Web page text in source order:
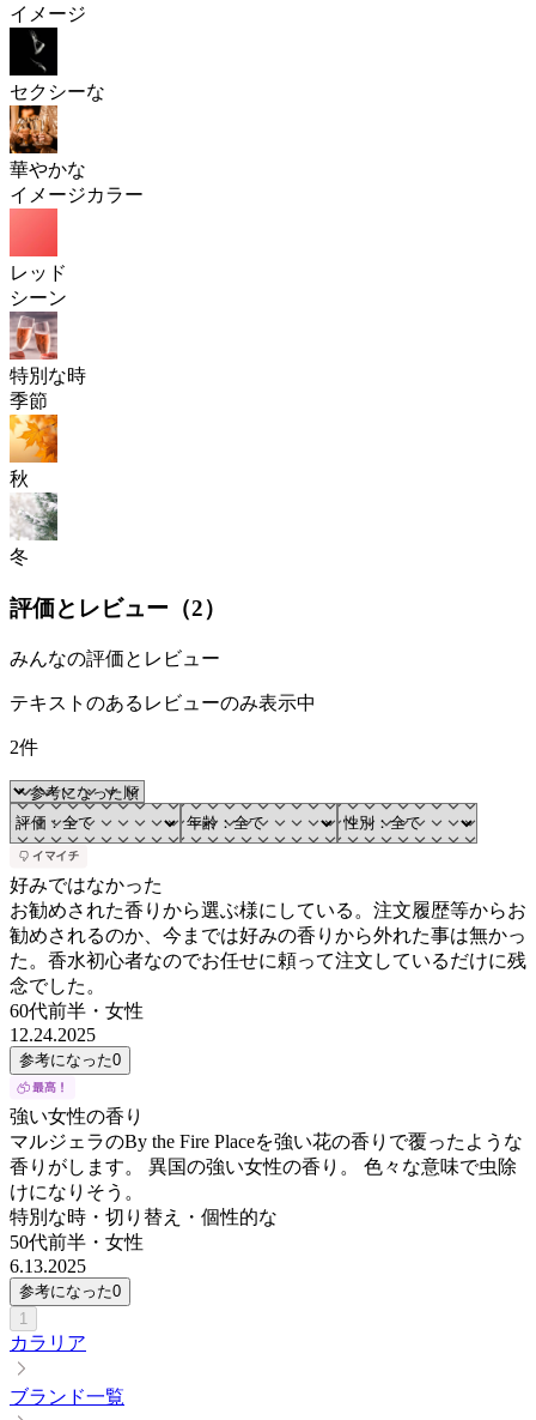
イメージ
セクシーな
華やかな
イメージカラー
レッド
シーン
特別な時
季節
秋
冬
評価とレビュー（2）
みんなの評価とレビュー
テキストのあるレビューのみ表示中
2件
好みではなかった
お勧めされた香りから選ぶ様にしている。注文履歴等からお
勧めされるのか、今までは好みの香りから外れた事は無かっ
た。香水初心者なのでお任せに頼って注文しているだけに残
念でした。
60代前半 ・ 女性
12.24.2025
参考になった0
強い女性の香り
マルジェラのBy the Fire Placeを強い花の香りで覆ったような
香りがします。 異国の強い女性の香り。 色々な意味で虫除
けになりそう。
特別な時・切り替え・個性的な
50代前半 ・ 女性
6.13.2025
参考になった0
1
カラリア
ブランド一覧